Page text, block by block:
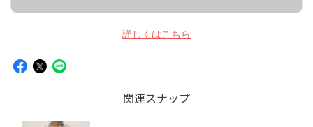
詳しくはこちら
関連スナップ